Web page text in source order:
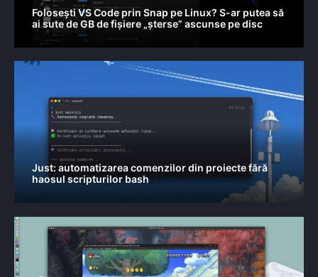
Folosești VS Code prin Snap pe Linux? S-ar putea să
ai sute de GB de fișiere „șterse” ascunse pe disc
Just: automatizarea comenzilor din proiecte fără
haosul scripturilor bash